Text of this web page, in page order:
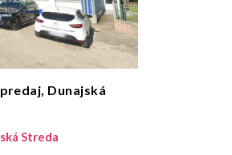
Dunajská
Streda